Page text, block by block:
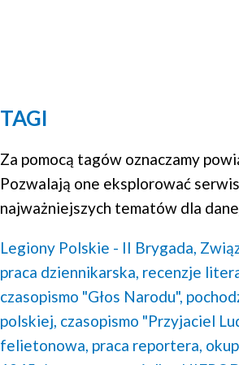
TAGI
Za pomocą tagów oznaczamy
Pozwalają one eksplorować
najważniejszych tematów dla
Legiony Polskie - II Brygada,
praca dziennikarska, recenzje
czasopismo "Głos Narodu",
polskiej, czasopismo "Przyjaciel
felietonowa, praca reportera,